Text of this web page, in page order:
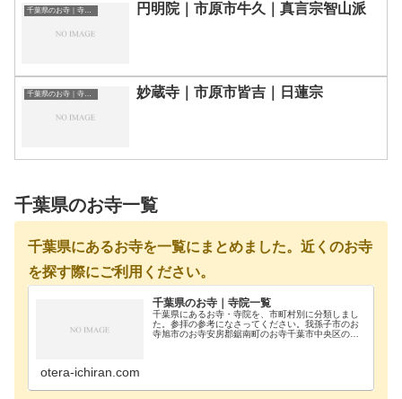
千葉県のお寺｜寺院一覧 円明院｜市原市牛久｜真言宗智山派
千葉県のお寺｜寺院一覧 妙蔵寺｜市原市皆吉｜日蓮宗
千葉県のお寺一覧
千葉県にあるお寺を一覧にまとめました。近くのお寺
を探す際にご利用ください。
千葉県のお寺｜寺院一覧
千葉県にあるお寺・寺院を、市町村別に分類しまし
た。参拝の参考になさってください。我孫子市のお
寺旭市のお寺安房郡鋸南町のお寺千葉市中央区のお
otera-ichiran.com